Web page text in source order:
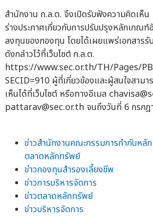
สำนักงาน ก.ล.ต. จึงเปิดรับฟังความคิดเห็น
ร่างประกาศเกี่ยวกับการปรับปรุงหลักเกณฑ์
ลงทุนของกองทุน โดยได้เผยแพร่เอกสาร
ดังกล่าวไว้ที่เว็บไซต์ ก.ล.ต.
https://www.sec.or.th/TH/Pages/
SECID=910 ผู้ที่เกี่ยวข้องและผู้สนใจสาม
เห็นได้ที่เว็บไซต์ หรือทางอีเมล
pattarav@sec.or.th จนถึงวันที่ 6 กรก
ข่าวสำนักงานคณะกรรมการกำกับหลั
ตลาดหลักทรัพย์
ข่าวกองทุนสำรองเลี้ยงชีพ
ข่าวการบริหารจัดการ
ข่าวตลาดหลักทรัพย์
ข่าวบริหารจัดการ